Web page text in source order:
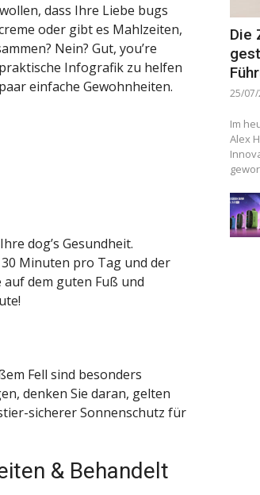
dass Ihre Liebe bugs
oder gibt es Mahlzeiten,
Nein? Gut, you’re
praktische Infografik zu helfen
einfache Gewohnheiten.
dog’s Gesundheit.
Minuten pro Tag und der
auf dem guten Fuß und
Fell sind besonders
denken Sie daran, gelten
sicherer Sonnenschutz für
& Behandelt
Die
25/
Im
Alex